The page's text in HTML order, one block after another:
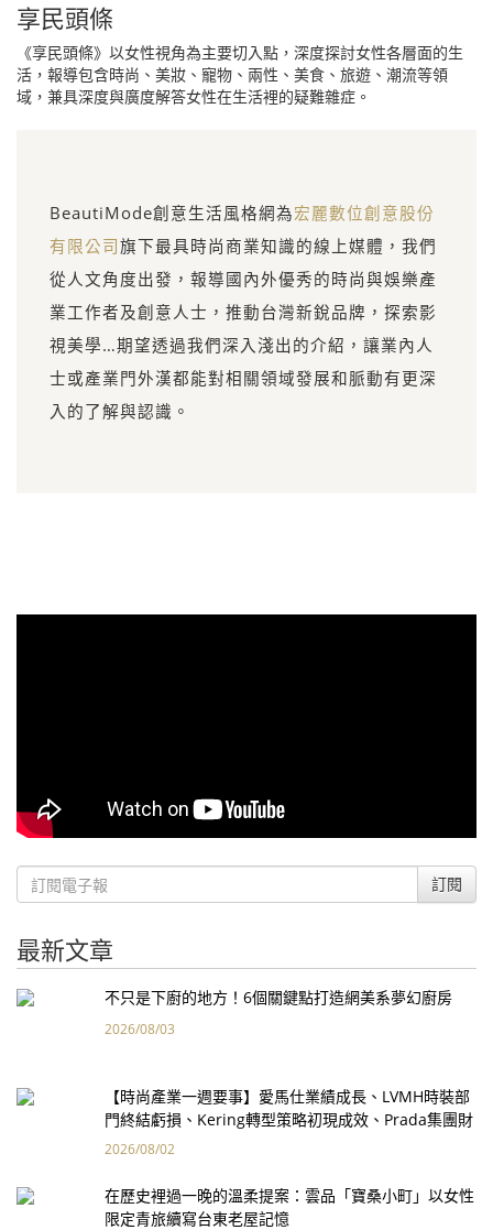
享民頭條
《享民頭條》以女性視角為主要切入點，深度探討女性各層面的生
活，報導包含時尚、美妝、寵物、兩性、美食、旅遊、潮流等領
域，兼具深度與廣度解答女性在生活裡的疑難雜症。
BeautiMode創意生活風格網為宏麗數位創意股份
有限公司旗下最具時尚商業知識的線上媒體，我們
從人文角度出發，報導國內外優秀的時尚與娛樂產
業工作者及創意人士，推動台灣新銳品牌，探索影
視美學…期望透過我們深入淺出的介紹，讓業內人
士或產業門外漢都能對相關領域發展和脈動有更深
入的了解與認識。
訂閱
最新文章
不只是下廚的地方！6個關鍵點打造網美系夢幻廚房
2026/08/03
【時尚產業一週要事】愛馬仕業績成長、LVMH時裝部
門終結虧損、Kering轉型策略初現成效、Prada集團財
報亮眼
2026/08/02
在歷史裡過一晚的溫柔提案：雲品「寶桑小町」以女性
限定青旅續寫台東老屋記憶